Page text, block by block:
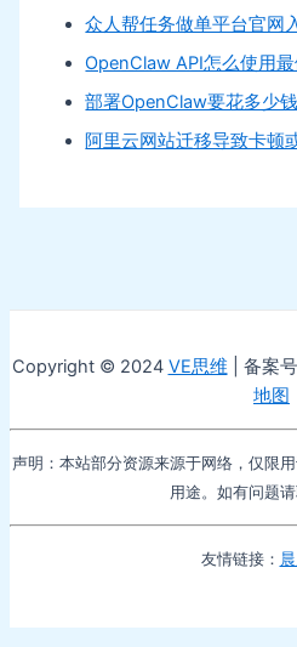
众人帮任务做单平台官网
OpenClaw API怎么使用最
部署OpenClaw要花多少钱
阿里云网站迁移导致卡顿
Copyright © 2024 VE思维 | 备案
地图
声明：本站部分资源来源于网络，仅限
用途。如有问题
友情链接：